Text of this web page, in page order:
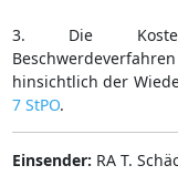
3. Die
hinsichtlich der
7 StPO.
Einsender: RA T.